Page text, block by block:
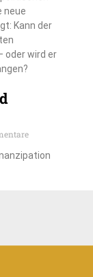
neue
Kann der
oder wird er